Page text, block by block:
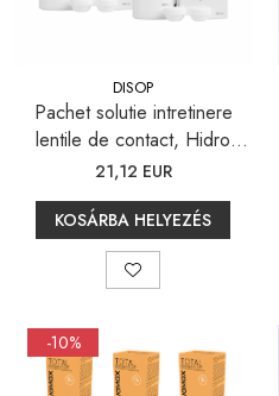
DISOP
Pachet solutie intretinere
lentile de contact, Hidro
Health HA, 2x 360 ml
21,12 EUR
KOSÁRBA HELYEZÉS
-10%